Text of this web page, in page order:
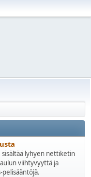
lyhyen nettiketin
viihtyvyyttä ja